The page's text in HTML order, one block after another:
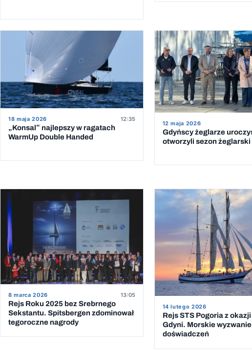
18 maja 2026 12:35
„Konsal” najlepszy w ragatach
WarmUp Double Handed
12 maja 2026
Gdyńscy żeglarze
otworzyli sezon żeglarski
8 marca 2026 13:05
Rejs Roku 2025 bez Srebrnego
Sekstantu. Spitsbergen zdominował
tegoroczne nagrody
14 lutego 2026
Rejs STS Pogoria z
Gdyni. Morskie wyzwanie
doświadczeń